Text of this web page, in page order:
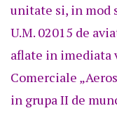
unitate si, in mod
U.M. 02015 de
aflate in imediata
Comerciale
in grupa II de